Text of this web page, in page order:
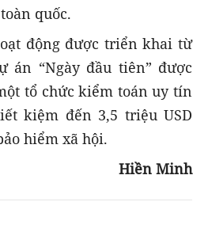
quốc.
động được triển khai từ
án “Ngày đầu tiên” được
tổ chức kiểm toán uy tín
kiệm đến 3,5 triệu USD
hiểm xã hội.
Hiền Minh